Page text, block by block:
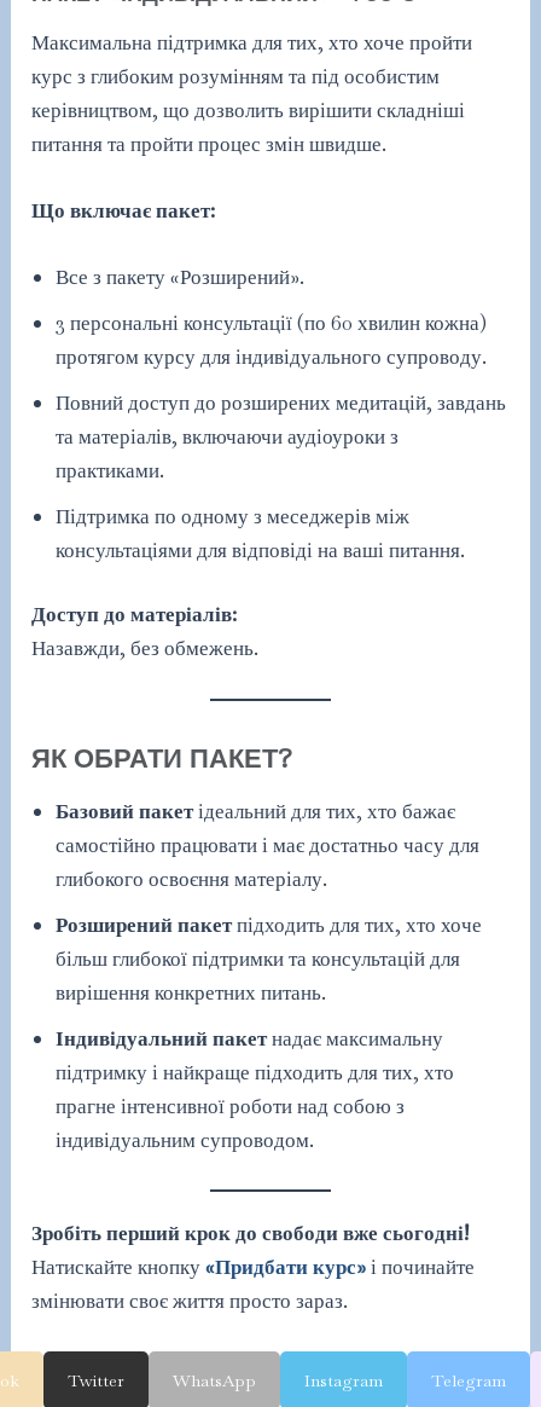
Максимальна підтримка для тих, хто хоче пройти
курс з глибоким розумінням та під особистим
керівництвом, що дозволить вирішити складніші
питання та пройти процес змін швидше.
Що включає пакет:
Все з пакету «Розширений».
3 персональні консультації (по 60 хвилин кожна)
протягом курсу для індивідуального супроводу.
Повний доступ до розширених медитацій, завдань
та матеріалів, включаючи аудіоуроки з
практиками.
Підтримка по одному з меседжерів між
консультаціями для відповіді на ваші питання.
Доступ до матеріалів:
Назавжди, без обмежень.
ЯК ОБРАТИ ПАКЕТ?
Базовий пакетідеальний для тих, хто бажає
самостійно працювати і має достатньо часу для
глибокого освоєння матеріалу.
Розширений пакетпідходить для тих, хто хоче
більш глибокої підтримки та консультацій для
вирішення конкретних питань.
Індивідуальний пакетнадає максимальну
підтримку і найкраще підходить для тих, хто
прагне інтенсивної роботи над собою з
індивідуальним супроводом.
Зробіть перший крок до свободи вже сьогодні!
Натискайте кнопку«Придбати курс»і починайте
змінювати своє життя просто зараз.
Twitter WhatsApp Instagram Telegram